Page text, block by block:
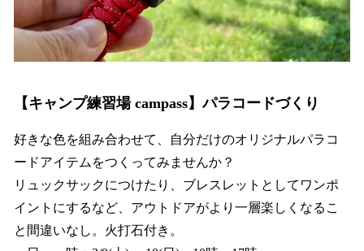
【キャンプ練習場 campass】パラコードづくり
好きな色を組み合わせて、自分だけのオリジナルパラコ
ードアイテムをつくってみませんか？
リュックサックにつけたり、ブレスレットとしてワンポ
イントにするなど、アウトドアがより一層楽しくなるこ
と間違いなし。火打石付き。